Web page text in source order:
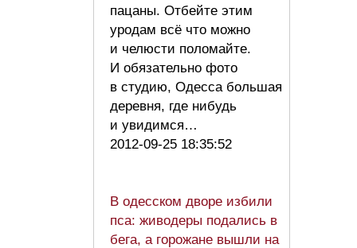
пацаны. Отбейте этим
уродам всё что можно
и челюсти поломайте.
И обязательно фото
в студию, Одесса большая
деревня, где нибудь
и увидимся…
2012-09-25 18:35:52
В одесском дворе избили
пса: живодеры подались в
бега, а горожане вышли на